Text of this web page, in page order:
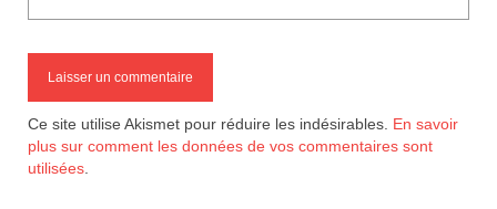
Ce site utilise Akismet pour réduire les indésirables. En savoir
plus sur comment les données de vos commentaires sont
utilisées